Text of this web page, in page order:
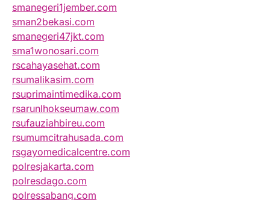
smanegeri1jember.com
sman2bekasi.com
smanegeri47jkt.com
sma1wonosari.com
rscahayasehat.com
rsumalikasim.com
rsuprimaintimedika.com
rsarunlhokseumaw.com
rsufauziahbireu.com
rsumumcitrahusada.com
rsgayomedicalcentre.com
polresjakarta.com
polresdago.com
polressabang.com